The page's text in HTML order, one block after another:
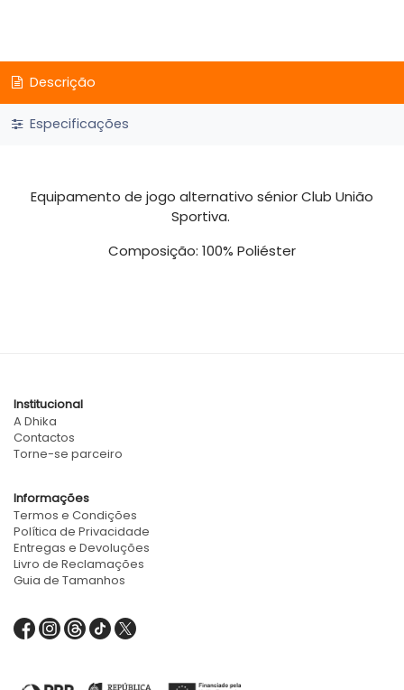
Descrição
Especificações
Equipamento de jogo alternativo sénior Club União
Sportiva.
Composição: 100% Poliéster
Institucional
A Dhika
Contactos
Torne-se parceiro
Informações
Termos e Condições
Política de Privacidade
Entregas e Devoluções
Livro de Reclamações
Guia de Tamanhos